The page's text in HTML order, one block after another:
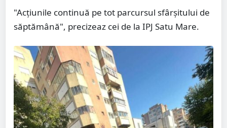
"Acțiunile continuă pe tot parcursul sfârșitului de
săptămână", precizeaz cei de la IPJ Satu Mare.